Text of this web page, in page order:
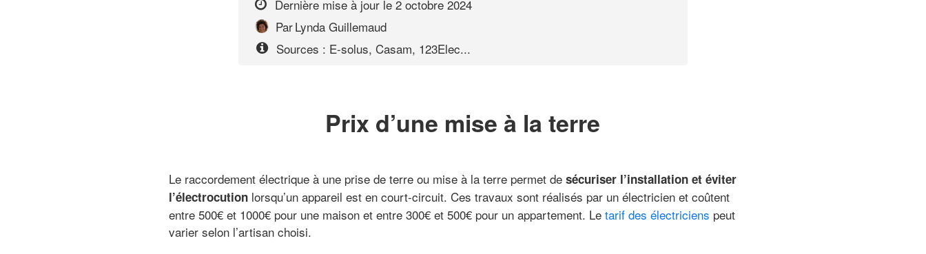
Dernière mise à jour le 2 octobre 2024
ParLynda Guillemaud
Sources : E-solus, Casam, 123Elec...
Prix d’une mise à la terre
Le raccordement électrique à une prise de terre ou mise à la terre permet desécuriser l’installation et éviter
l’électrocutionlorsqu’un appareil est en court-circuit. Ces travaux sont réalisés par un électricien et coûtent
entre 500€ et 1000€ pour une maison et entre 300€ et 500€ pour un appartement. Le tarif des électriciens peut
varier selon l’artisan choisi.